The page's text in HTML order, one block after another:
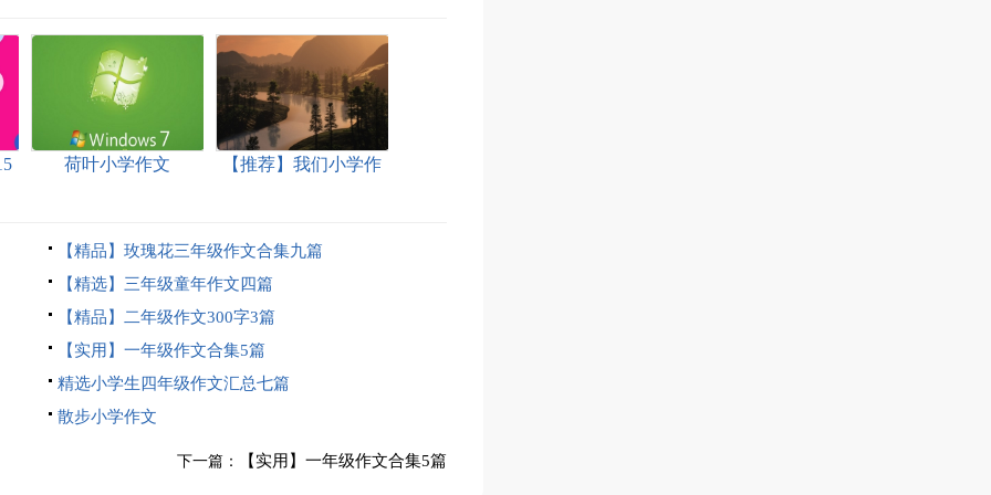
荷叶小学作文
【推荐】我们小学作
【精品】玫瑰花三年级作文合集九篇
【精选】三年级童年作文四篇
【精品】二年级作文300字3篇
【实用】一年级作文合集5篇
精选小学生四年级作文汇总七篇
散步小学作文
下一篇： 【实用】一年级作文合集5篇